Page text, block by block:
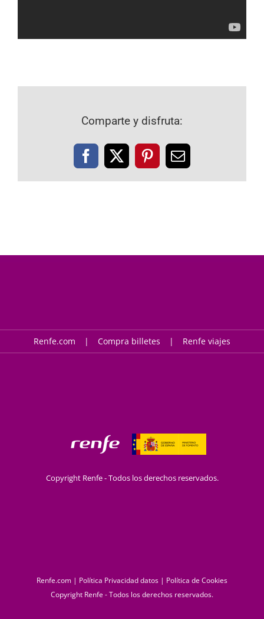
Comparte y disfruta:
Facebook
X PinterestCorreo
Renfe.com Compra billetes Renfe viajes
Copyright Renfe - Todos los derechos reservados.
Renfe.com | Política Privacidad datos | Política de Cookies
Copyright Renfe - Todos los derechos reservados.